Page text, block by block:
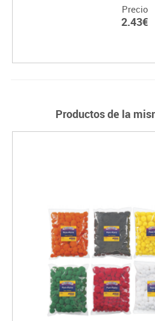
Precio
2.43€
Productos de la